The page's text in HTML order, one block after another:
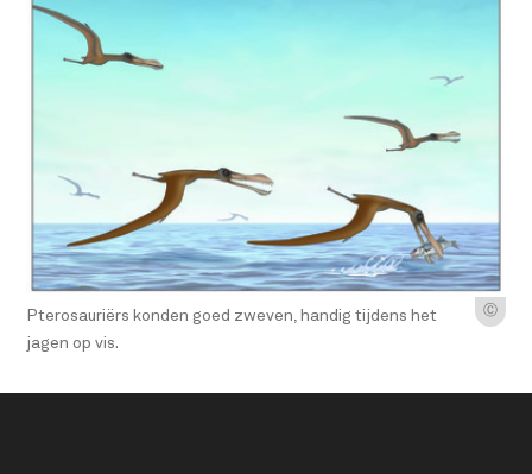
Ⓒ
Pterosauriërs konden goed zweven, handig tijdens het
jagen op vis.